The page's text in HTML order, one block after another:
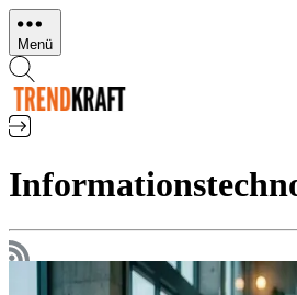
Direkt
zum
Inhalt
Menü